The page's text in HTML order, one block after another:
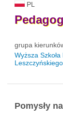
PL
grupa
Wyższa
Pomysły